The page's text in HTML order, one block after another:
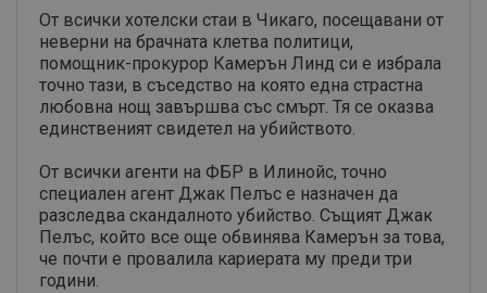
От всички хотелски стаи в Чикаго, посещавани от
неверни на брачната клетва политици,
помощник-прокурор Камерън Линд си е избрала
точно тази, в съседство на която една страстна
любовна нощ завършва със смърт. Тя се оказва
единственият свидетел на убийството.
От всички агенти на ФБР в Илинойс, точно
специален агент Джак Пелъс е назначен да
разследва скандалното убийство. Същият Джак
Пелъс, който все още обвинява Камерън за това,
че почти е провалила кариерата му преди три
години.